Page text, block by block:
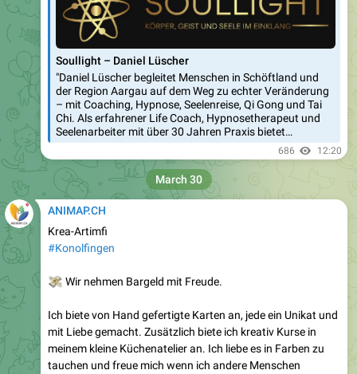
Soullight – Daniel Lüscher
"Daniel Lüscher begleitet Menschen in Schöftland und
der Region Aargau auf dem Weg zu echter Veränderung
– mit Coaching, Hypnose, Seelenreise, Qi Gong und Tai
Chi. Als erfahrener Life Coach, Hypnosetherapeut und
Seelenarbeiter mit über 30 Jahren Praxis bietet…
686 12:20
ANIMAP.CH
Krea-Artimfi
#Konolfingen
Wir nehmen Bargeld mit Freude.
Ich biete von Hand gefertigte Karten an, jede ein Unikat und
mit Liebe gemacht. Zusätzlich biete ich kreativ Kurse in
meinem kleine Küchenatelier an. Ich liebe es in Farben zu
tauchen und freue mich wenn ich andere Menschen
March 30